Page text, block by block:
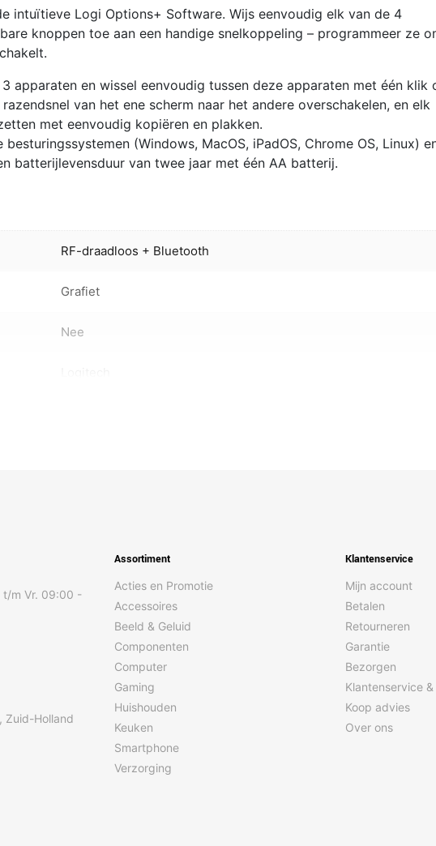
Grafiet
aantal
intuïtieve Logi Options+ Software. Wijs eenvoudig elk van de 4
knoppen toe aan een handige snelkoppeling – programmeer ze
apparaten en wissel eenvoudig tussen deze apparaten met één klik
van het ene scherm naar het andere overschakelen, en elk
met eenvoudig kopiëren en plakken.
(Windows, MacOS, iPadOS, Chrome OS, Linux)
batterijlevensduur van twee jaar met één AA batterij.
RF-draadloos + Bluetooth
Grafiet
Nee
t/m Vr. 09:00 -
Zuid-Holland
Assortiment
Acties en Promotie
Accessoires
Beeld & Geluid
Componenten
Computer
Gaming
Huishouden
Keuken
Smartphone
Verzorging
Klantenservice
Mijn account
Betalen
Retourneren
Garantie
Bezorgen
Klantenservice
Koop advies
Over ons